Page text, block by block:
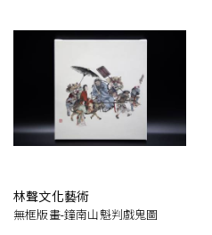
林聲文化藝術
無框版畫-鐘南山魁判戲鬼圖